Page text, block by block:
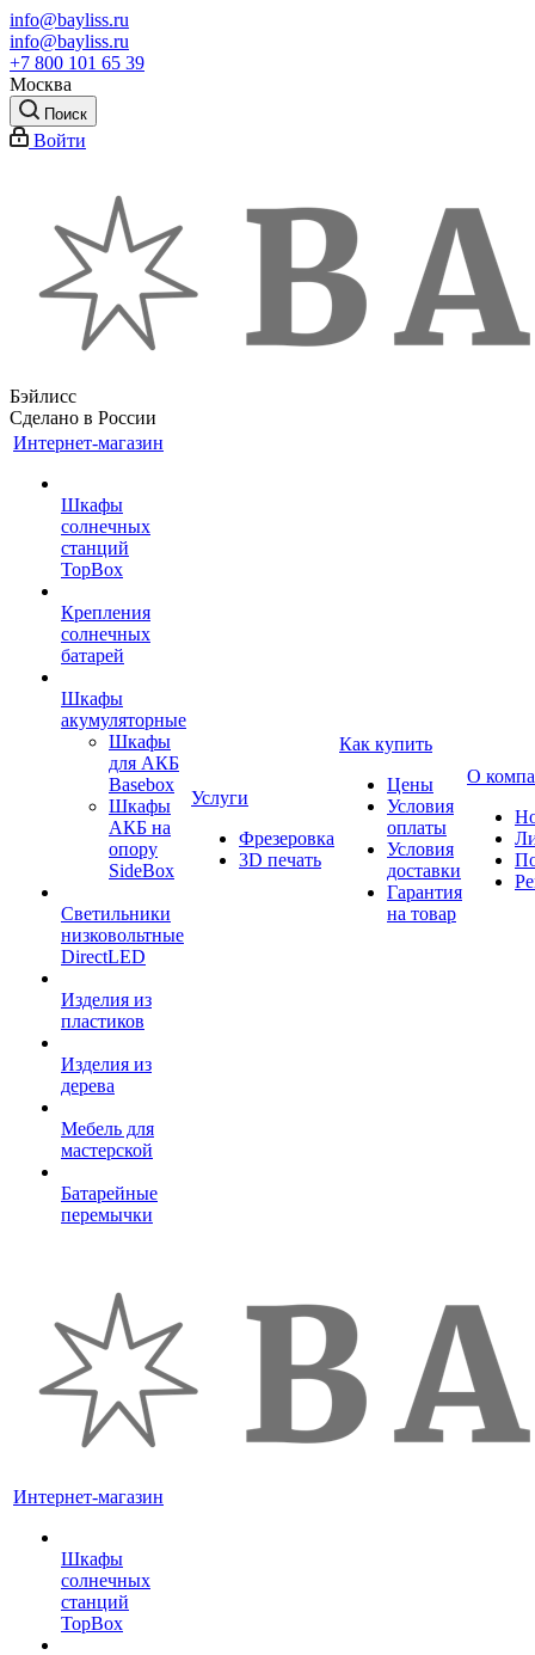
info@bayliss.ru
info@bayliss.ru
+7 800 101 65 39
Москва
Поиск
Войти
Бэйлисс
Сделано в России
Интернет-магазин
Шкафы
солнечных
станций
TopBox
Крепления
солнечных
батарей
Шкафы
акумуляторные
Шкафы
для АКБ
Basebox
Шкафы
АКБ на
опору
SideBox
Светильники
низковольтные
DirectLED
Изделия из
пластиков
Изделия из
дерева
Мебель для
мастерской
Батарейные
перемычки
Услуги
Фрезеровка
3D печать
Как купить
Цены
Условия
оплаты
Условия
доставки
Гарантия
на товар
О
Интернет-магазин
Шкафы
солнечных
станций
TopBox